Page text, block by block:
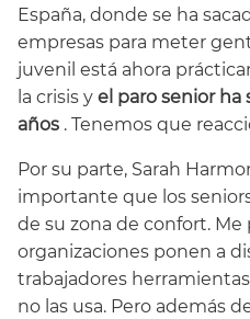
España, donde se ha
empresas para meter
juvenil está ahora
la crisis y el paro senior ha
años . Tenemos que
Por su parte, Sarah
importante que los
de su zona de confort.
organizaciones ponen a
trabajadores
no las usa. Pero además